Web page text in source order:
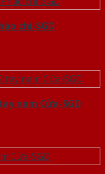
chi-SGD
nam Cửa-SGD